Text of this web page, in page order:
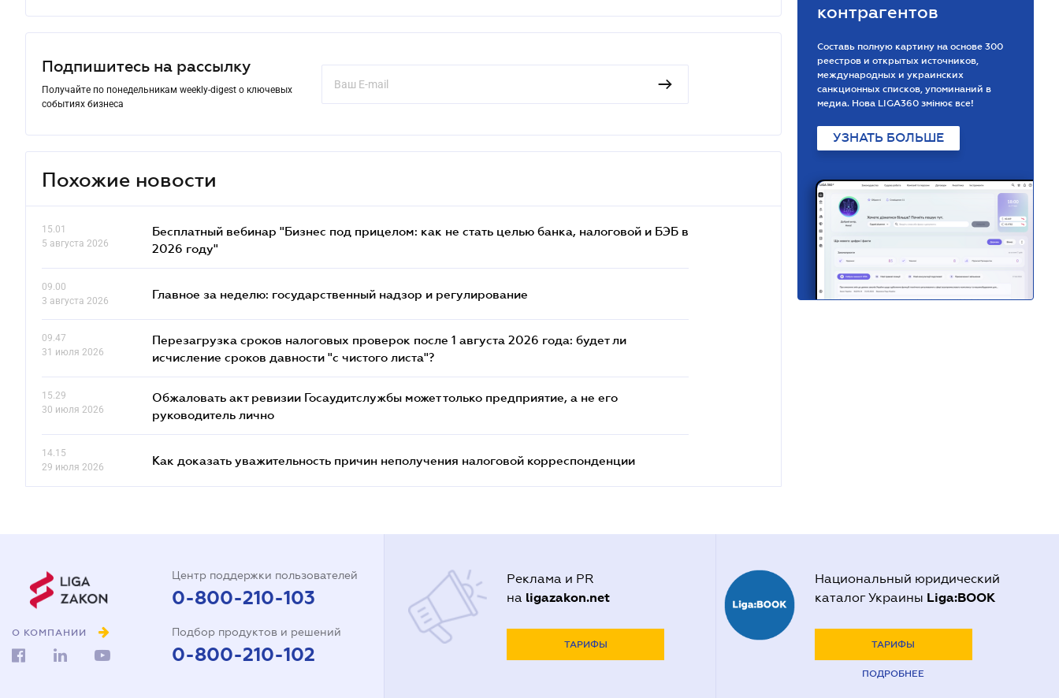
Подпишитесь на рассылку
Получайте по понедельникам weekly-digest о ключевых
событиях бизнеса
Похожие новости
15.01
5 августа 2026
Бесплатный вебинар "Бизнес под прицелом: как не стать целью банка, налоговой и БЭБ в
2026 году"
09.00
3 августа 2026
Главное за неделю: государственный надзор и регулирование
09.47
31 июля 2026
Перезагрузка сроков налоговых проверок после 1 августа 2026 года: будет ли
исчисление сроков давности "с чистого листа"?
15.29
30 июля 2026
Обжаловать акт ревизии Госаудитслужбы может только предприятие, а не его
руководитель лично
14.15
29 июля 2026
Как доказать уважительность причин неполучения налоговой корреспонденции
контрагентов
Составь полную картину на основе 300
реестров и открытых источников,
международных и украинских
санкционных списков, упоминаний в
медиа. Нова LIGA360 змінює все!
УЗНАТЬ БОЛЬШЕ
О КОМПАНИИ
Центр поддержки пользователей
0-800-210-103
Подбор продуктов и решений
0-800-210-102
Реклама и PR
на ligazakon.net
ТАРИФЫ
Национальный юридический
каталог Украины Liga:BOOK
ТАРИФЫ
ПОДРОБНЕЕ